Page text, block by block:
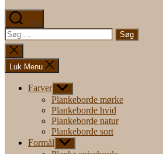
Søg
Søg
efter:
Luk
søgning
Luk Menu
Farver Vis
undermenu
Plankeborde mørke
Plankeborde hvid
Plankeborde natur
Plankeborde sort
Formål Vis
undermenu